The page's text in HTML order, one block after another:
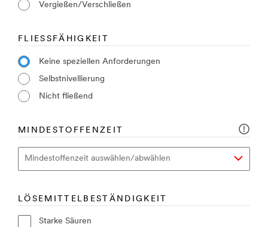
Vergießen/Verschließen
FLIESSFÄHIGKEIT
Keine speziellen Anforderungen
Selbstnivellierung
Nicht fließend
MINDESTOFFENZEIT
LÖSEMITTELBESTÄNDIGKEIT
Starke Säuren